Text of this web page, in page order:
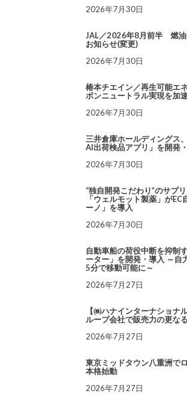
2026年7月30日
JAL／2026年8月前半 燃油
お知らせ(変更)
2026年7月30日
椿本チエイン／再生可能エ
ボンニュートラル実現を加
2026年7月30日
三井倉庫ホールディングス
AI出荷検品アプリ」を開発
2026年7月30日
“独自開発こだわり”のサプ
「ウェルモット製薬」が
ーノ」を導入
2026年7月30日
自動車船の荷役中断を抑制
ーター」を開発・導入 ～自
5分で移動可能に～
2026年7月27日
【㈱ハナインターナショナ
ループ会社で販売力の更な
2026年7月27日
東京ミッドタウン八重洲で
本格始動
2026年7月27日